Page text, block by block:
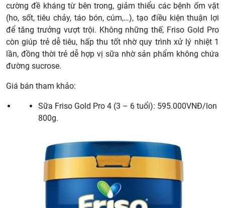
cường đề kháng từ bên trong, giảm thiểu các bệnh ốm vặt
(ho, sốt, tiêu chảy, táo bón, cúm,…), tạo điều kiện thuận lợi
để tăng trưởng vượt trội. Không những thế, Friso Gold Pro
còn giúp trẻ dễ tiêu, hấp thu tốt nhờ quy trình xử lý nhiệt 1
lần, đồng thời trẻ dễ hợp vị sữa nhờ sản phẩm không chứa
đường sucrose.
Giá bán tham khảo:
Sữa Friso Gold Pro 4 (3 – 6 tuổi): 595.000VNĐ/lon
800g.